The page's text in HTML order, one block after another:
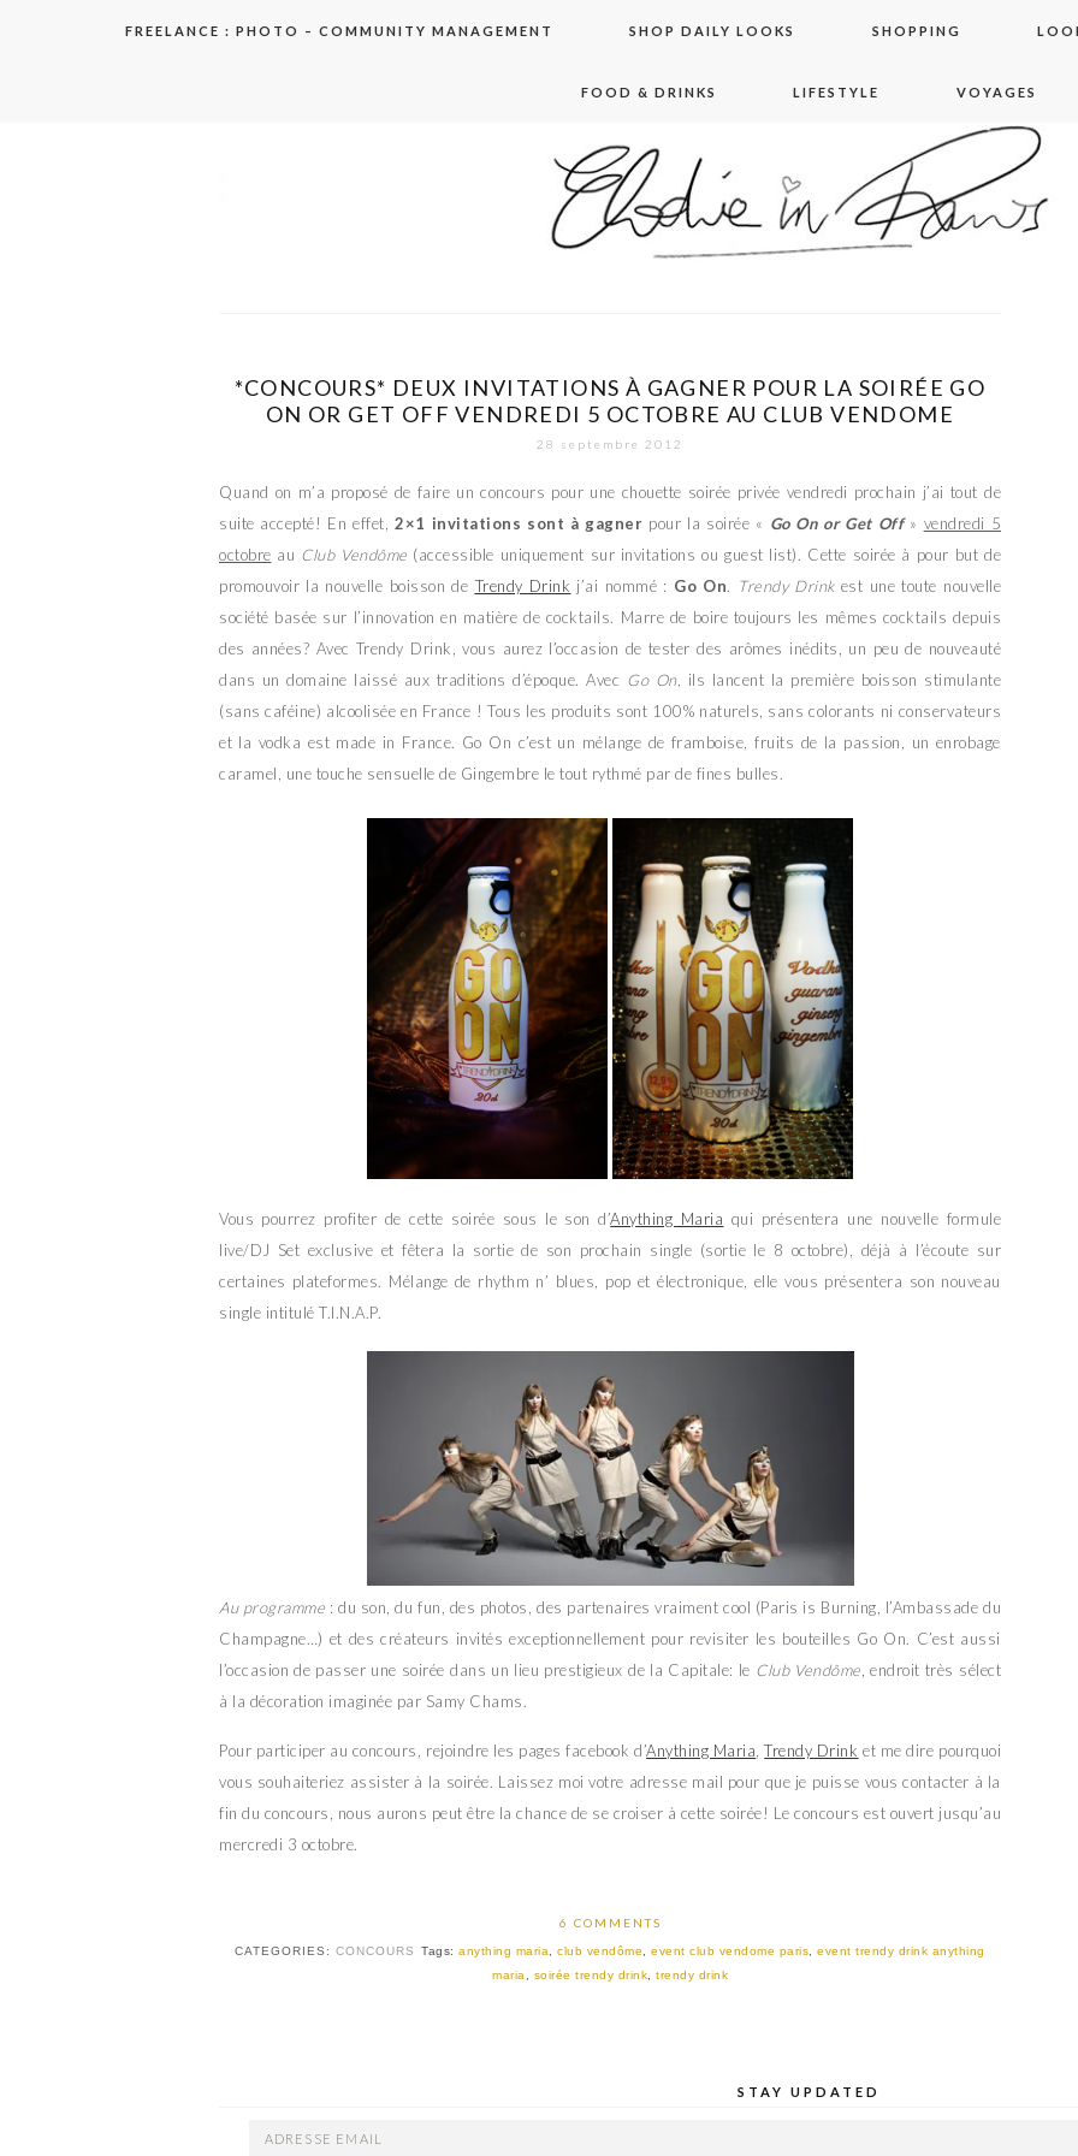
FREELANCE : PHOTO – COMMUNITY MANAGEMENT SHOP DAILY LOOKS SHOPPING
FOOD & DRINKS LIFESTYLE VOYAGES
elodie in paris
*CONCOURS* DEUX INVITATIONS À GAGNER POUR LA SOIRÉE GO
ON OR GET OFF VENDREDI 5 OCTOBRE AU CLUB VENDOME
28 septembre 2012
Quand on m’a proposé de faire un concours pour une chouette soirée privée vendredi prochain j’ai tout de
suite accepté! En effet,2×1 invitations sont à gagner pour la soirée « Go On or Get Off» vendredi 5
octobre au Club Vendôme (accessible uniquement sur invitations ou guest list). Cette soirée à pour but de
promouvoir la nouvelle boisson de Trendy Drink j’ai nommé : Go On. Trendy Drinkest une toute nouvelle
société basée sur l’innovation en matière de cocktails. Marre de boire toujours les mêmes cocktails depuis
des années? Avec Trendy Drink, vous aurez l’occasion de tester des arômes inédits, un peu de nouveauté
dans un domaine laissé aux traditions d’époque. Avec Go On, ils lancent la première boisson stimulante
(sans caféine) alcoolisée en France ! Tous les produits sont 100% naturels, sans colorants ni conservateurs
et la vodka est made in France. Go On c’est un mélange de framboise, fruits de la passion, un enrobage
caramel, une touche sensuelle de Gingembre le tout rythmé par de fines bulles.
Vous pourrez profiter de cette soirée sous le son d’Anything Maria qui présentera une nouvelle formule
live/DJ Set exclusive et fêtera la sortie de son prochain single (sortie le 8 octobre), déjà à l’écoute sur
certaines plateformes. Mélange de rhythm n’ blues, pop et électronique, elle vous présentera son nouveau
single intitulé T.I.N.A.P.
Au programme : du son, du fun, des photos, des partenaires vraiment cool (Paris is Burning, l’Ambassade du
Champagne…) et des créateurs invités exceptionnellement pour revisiter les bouteilles Go On. C’est aussi
l’occasion de passer une soirée dans un lieu prestigieux de la Capitale: le Club Vendôme, endroit très sélect
à la décoration imaginée par Samy Chams.
Pour participer au concours, rejoindre les pages facebook d’Anything Maria,Trendy Drink et me dire pourquoi
vous souhaiteriez assister à la soirée. Laissez moi votre adresse mail pour que je puisse vous contacter à la
fin du concours, nous aurons peut être la chance de se croiser à cette soirée! Le concours est ouvert jusqu’au
mercredi 3 octobre.
6 COMMENTS
CATEGORIES:CONCOURS Tags:anything maria,club vendôme,event club vendome paris,event trendy drink anything
maria, soirée trendy drink, trendy drink
STAY UPDATED
ADRESSE